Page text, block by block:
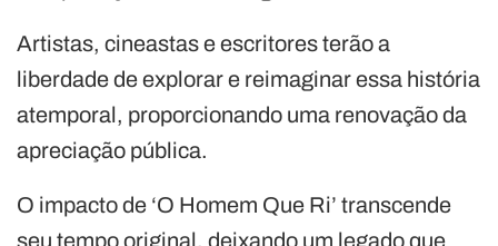
Artistas, cineastas e escritores terão a
liberdade de explorar e reimaginar essa história
atemporal, proporcionando uma renovação da
apreciação pública.
O impacto de ‘O Homem Que Ri’ transcende
seu tempo original, deixando um legado que